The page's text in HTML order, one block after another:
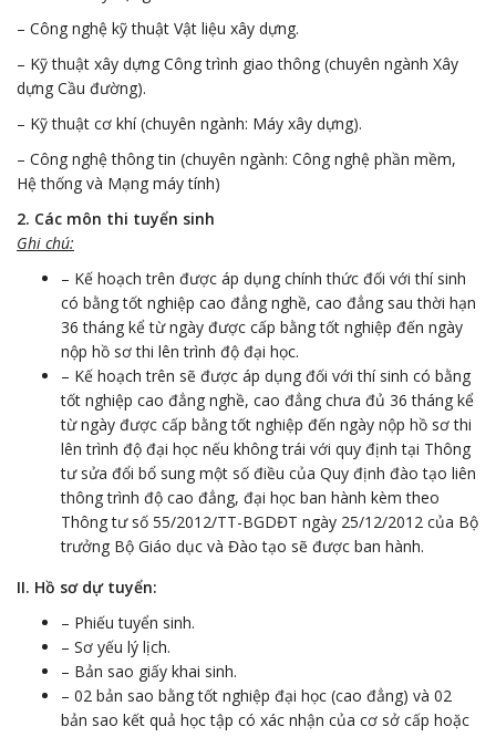
– Công nghệ kỹ thuật Vật liệu xây dựng.
– Kỹ thuật xây dựng Công trình giao thông (chuyên ngành Xây
dựng Cầu đường).
– Kỹ thuật cơ khí (chuyên ngành: Máy xây dựng).
– Công nghệ thông tin (chuyên ngành: Công nghệ phần mềm,
Hệ thống và Mạng máy tính)
2. Các môn thi tuyển sinh
Ghi chú:
– Kế hoạch trên được áp dụng chính thức đối với thí sinh
có bằng tốt nghiệp cao đẳng nghề, cao đẳng sau thời hạn
36 tháng kể từ ngày được cấp bằng tốt nghiệp đến ngày
nộp hồ sơ thi lên trình độ đại học.
– Kế hoạch trên sẽ được áp dụng đối với thí sinh có bằng
tốt nghiệp cao đẳng nghề, cao đẳng chưa đủ 36 tháng kể
từ ngày được cấp bằng tốt nghiệp đến ngày nộp hồ sơ thi
lên trình độ đại học nếu không trái với quy định tại Thông
tư sửa đổi bổ sung một số điều của Quy định đào tạo liên
thông trình độ cao đẳng, đại học ban hành kèm theo
Thông tư số 55/2012/TT-BGDĐT ngày 25/12/2012 của Bộ
trưởng Bộ Giáo dục và Đào tạo sẽ được ban hành.
II. Hồ sơ dự tuyển:
– Phiếu tuyển sinh.
– Sơ yếu lý lịch.
– Bản sao giấy khai sinh.
– 02 bản sao bằng tốt nghiệp đại học (cao đẳng) và 02
bản sao kết quả học tập có xác nhận của cơ sở cấp hoặc